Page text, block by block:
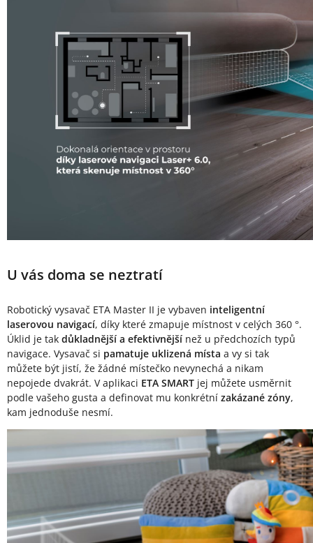
U vás doma se neztratí
Robotický vysavač ETA Master II je vybaven inteligentní
laserovou navigací, díky které zmapuje místnost v celých 360 °.
Úklid je tak důkladnější a efektivnější než u předchozích typů
navigace. Vysavač si pamatuje uklizená místa a vy si tak
můžete být jistí, že žádné místečko nevynechá a nikam
nepojede dvakrát. V aplikaci ETA SMART jej můžete usměrnit
podle vašeho gusta a definovat mu konkrétní zakázané zóny,
kam jednoduše nesmí.